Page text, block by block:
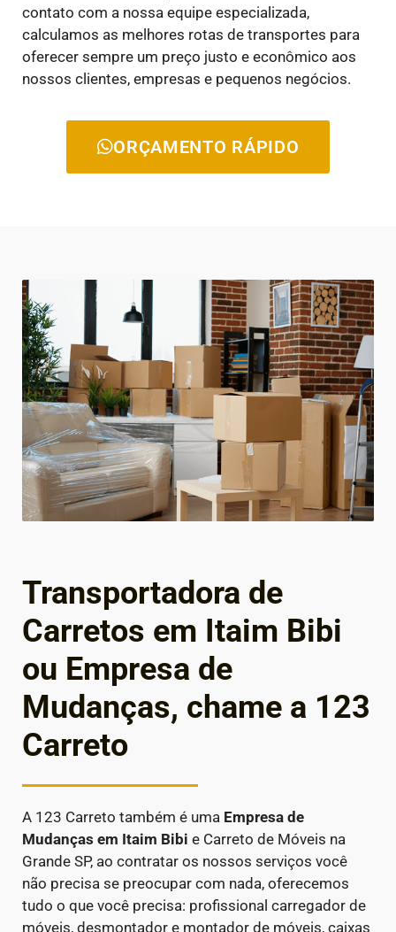
contato com a nossa equipe especializada,
calculamos as melhores rotas de transportes para
oferecer sempre um preço justo e econômico aos
nossos clientes, empresas e pequenos negócios.
ORÇAMENTO RÁPIDO
Transportadora de
Carretos em Itaim Bibi
ou Empresa de
Mudanças, chame a 123
Carreto
A 123 Carreto também é uma Empresa de
Mudanças em Itaim Bibi e Carreto de Móveis na
Grande SP, ao contratar os nossos serviços você
não precisa se preocupar com nada, oferecemos
tudo o que você precisa: profissional carregador de
móveis, desmontador e montador de móveis, caixas